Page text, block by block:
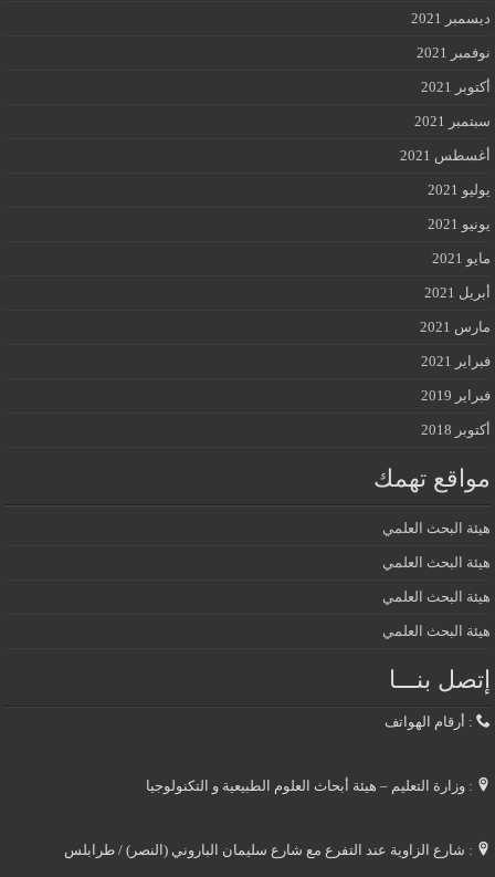
ديسمبر 2021
نوفمبر 2021
أكتوبر 2021
سبتمبر 2021
أغسطس 2021
يوليو 2021
يونيو 2021
مايو 2021
أبريل 2021
مارس 2021
فبراير 2021
فبراير 2019
أكتوبر 2018
مواقع تهمك
هيئة البحث العلمي
هيئة البحث العلمي
هيئة البحث العلمي
هيئة البحث العلمي
إتصل بنـــا
: أرقام الهواتف
: وزارة التعليم – هيئة أبحاث العلوم الطبيعية و التكنولوجيا
: شارع الزاوية عند التفرع مع شارع سليمان الباروني (النصر) / طرابلس